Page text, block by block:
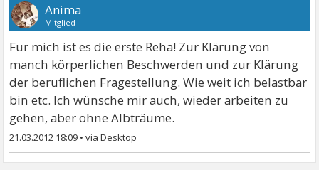
Anima
Mitglied
Für mich ist es die erste Reha! Zur Klärung von
manch körperlichen Beschwerden und zur Klärung
der beruflichen Fragestellung. Wie weit ich belastbar
bin etc. Ich wünsche mir auch, wieder arbeiten zu
gehen, aber ohne Albträume.
21.03.2012 18:09 •